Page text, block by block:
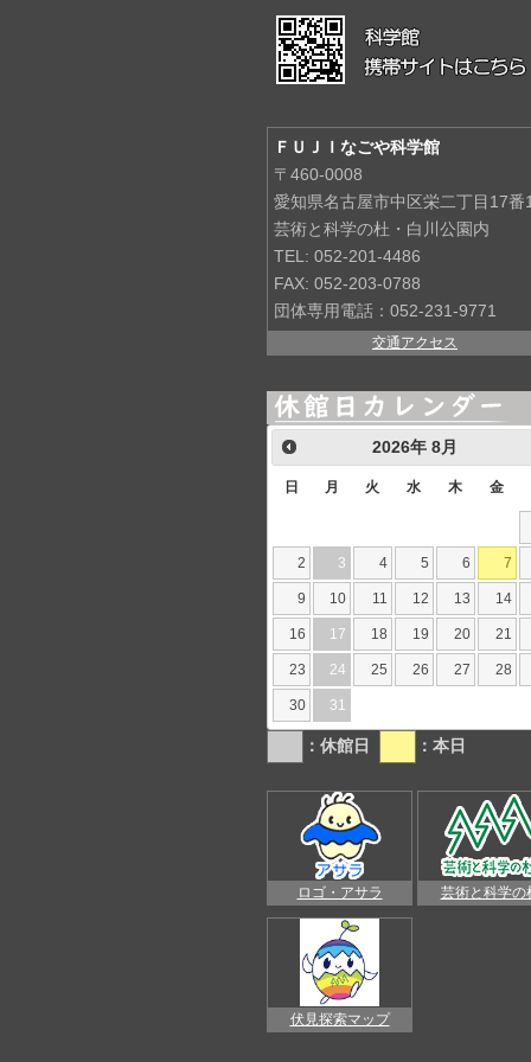
ＦＵＪＩなごや科学館
〒460-0008
愛知県名古屋市中区栄二丁目17番
芸術と科学の杜・白川公園内
TEL: 052-201-4486
FAX: 052-203-0788
団体専用電話：052-231-9771
交通アクセス
2026年8月
日 月 火 水 木 金
2 3 4 5 6 7
9 10 11 12 13 14
16 17 18 19 20 21
23 24 25 26 27 28
30 31
：休館日 ：本日
ロゴ・アサラ 芸術と科学の
伏見探索マップ